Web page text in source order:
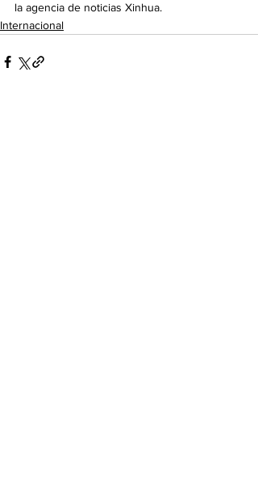
la agencia de noticias Xinhua.
Internacional